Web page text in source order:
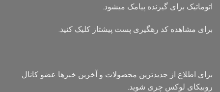
اتوماتیک برای گیرنده پیامک میشود.
برای مشاهده کد رهگیری پست پیشتاز کلیک کنید.
برای اطلاع از جدیدترین محصولات و آخرین خبرها عضو کانال
روبیکای لوکس چری شوید.